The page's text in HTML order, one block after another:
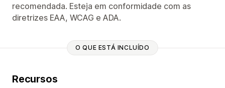
recomendada. Esteja em conformidade com as
diretrizes EAA, WCAG e ADA.
O QUE ESTÁ INCLUÍDO
Recursos